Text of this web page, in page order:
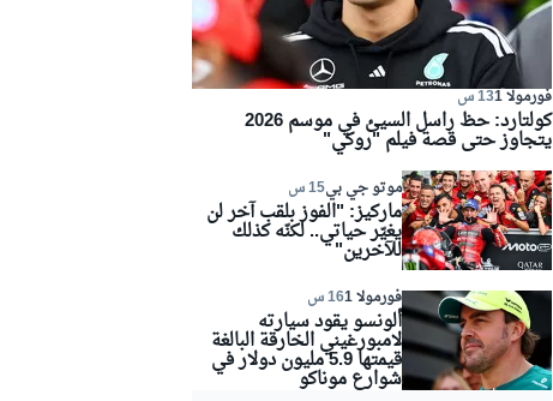
فورمولا 1 13 س
كولتارد: حظ راسل السيئ في موسم 2026
يتجاوز حتى قصة فيلم "روكي"
موتو جي بي15 س
ماركيز: "الفوز بلقب آخر لن
يغيّر حياتي.. لكنّه كذلك
للآخرين"
فورمولا 1 16 س
ألونسو يقود سيارته
لامبورغيني الخارقة البالغة
قيمتها 5.9 مليون دولار في
شوارع موناكو